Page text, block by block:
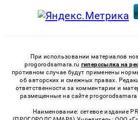
При использовании материалов
progorodsamara.ru гиперссылка на
противном случае будут применены
об авторских и смежных правах.
ответственности за комментарии и
размещенные на сайте
Наименование: сетевое издание